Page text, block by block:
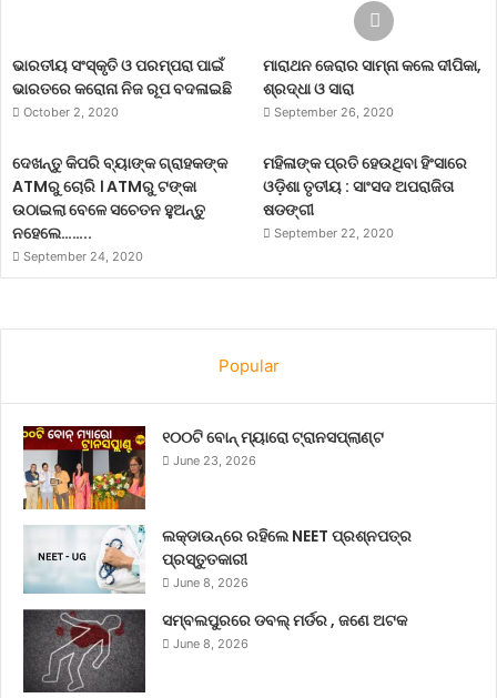
ଭାରତୀୟ ସଂସ୍କୃତି ଓ ପରମ୍ପରା ପାଇଁ
ଭାରତରେ କରୋନା ନିଜ ରୂପ ବଦଳାଇଛି
October 2, 2020
ମାରାଥନ ଜେରାର ସାମ୍ନା କଲେ ଦୀପିକା,
ଶ୍ରଦ୍ଧା ଓ ସାରା
September 26, 2020
ଦେଖନ୍ତୁ କିପରି ବ୍ୟାଙ୍କ ଗ୍ରାହକଙ୍କ
ATMରୁ ଚୋରି । ATMରୁ ଟଙ୍କା
ଉଠାଇଲା ବେଳେ ସଚେତନ ହୁଅନ୍ତୁ
ନହେଲେ……..
September 24, 2020
ମହିଳାଙ୍କ ପ୍ରତି ହେଉଥିବା ହିଂସାରେ
ଓଡ଼ିଶା ତୃତୀୟ : ସାଂସଦ ଅପରାଜିତା
ଷଡଙ୍ଗୀ
September 22, 2020
Popular
୧୦୦ଟି ବୋନ୍ ମ୍ୟାରୋ ଟ୍ରାନସପ୍ଲାଣ୍ଟ
June 23, 2026
ଲକ୍‌ଡାଉନ୍‌ରେ ରହିଲେ NEET ପ୍ରଶ୍ନପତ୍ର
ପ୍ରସ୍ତୁତକାରୀ
June 8, 2026
ସମ୍ବଲପୁରରେ ଡବଲ୍ ମର୍ଡର , ଜଣେ ଅଟକ
June 8, 2026